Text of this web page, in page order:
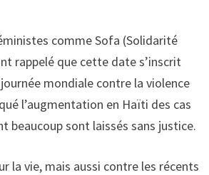
comme Sofa (Solidarité
rappelé que cette date s’inscrit
mondiale contre la violence
l’augmentation en Haïti des cas
beaucoup sont laissés sans justice.
la vie, mais aussi contre les récents